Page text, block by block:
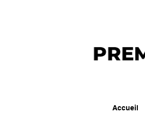
Accueil